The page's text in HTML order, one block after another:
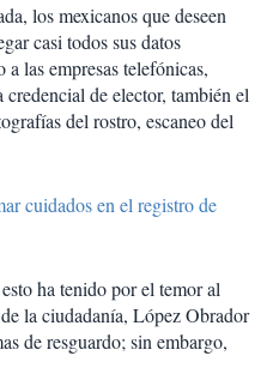
los mexicanos que deseen
casi todos sus datos
las empresas telefónicas,
de elector, también el
del rostro, escaneo del
cuidados en el registro de
ha tenido por el temor al
la ciudadanía, López Obrador
de resguardo; sin embargo,